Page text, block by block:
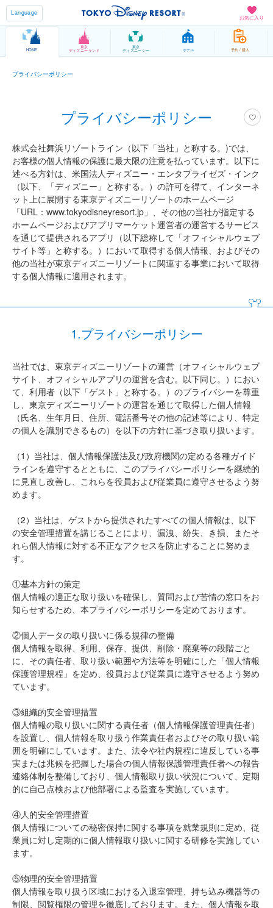
お気に入り
Language
HOME
東京
ディズニーランド
東京
ディズニーシー ホテル 予約 / 購入
プライバシーポリシー
プライバシーポリシー
株式会社舞浜リゾートライン（以下「当社」と称する。)では、
お客様の個人情報の保護に最大限の注意を払っています。以下に
述べる方針は、米国法人ディズニー・エンタプライゼズ・インク
（以下、「ディズニー」と称する。）の許可を得て、インターネ
ット上に展開する東京ディズニーリゾートのホームページ
「URL：www.tokyodisneyresort.jp」、その他の当社が指定する
ホームページおよびアプリマーケット運営者の運営するサービス
を通じて提供されるアプリ（以下総称して「オフィシャルウェブ
サイト等」と称する。）において取得する個人情報、およびその
他の当社が東京ディズニーリゾートに関連する事業において取得
する個人情報に適用されます。
1.プライバシーポリシー
当社では、東京ディズニーリゾートの運営（オフィシャルウェブ
サイト、オフィシャルアプリの運営を含む。以下同じ。）におい
て、利用者（以下「ゲスト」と称する。）のプライバシーを尊重
し、東京ディズニーリゾートの運営を通じて取得した個人情報
（氏名、生年月日、住所、電話番号その他の記述等により、特定
の個人を識別できるもの）を以下の方針に基づき取り扱います。
（1）当社は、個人情報保護法及び政府機関の定める各種ガイド
ラインを遵守するとともに、このプライバシーポリシーを継続的
に見直し改善し、これらを役員および従業員に遵守させるよう努
めます。
（2）当社は、ゲストから提供されたすべての個人情報は、以下
の安全管理措置を講じることにより、漏洩、紛失、き損、またそ
れら個人情報に対する不正なアクセスを防止することに努めま
す。
①基本方針の策定
個人情報の適正な取り扱いを確保し、質問および苦情の窓口をお
知らせするため、本プライバシーポリシーを定めております。
②個人データの取り扱いに係る規律の整備
個人情報を取得、利用、保存、提供、削除・廃棄等の段階ごと
に、その責任者、取り扱い範囲や方法等を明確にした「個人情報
保護管理規程」を定め、役員および従業員に遵守させるよう努め
ています。
③組織的安全管理措置
個人情報の取り扱いに関する責任者（個人情報保護管理責任者）
を設置し、個人情報を取り扱う作業責任者およびその取り扱い範
囲を明確にしています。また、法令や社内規程に違反している事
実または兆候を把握した場合の個人情報保護管理責任者への報告
連絡体制を整備しており、個人情報取り扱い状況について、定期
的に自己点検および他部署による監査を実施しています。
④人的安全管理措置
個人情報についての秘密保持に関する事項を就業規則に定め、従
業員に対し定期的に個人情報取り扱いに関する研修を実施してい
ます。
⑤物理的安全管理措置
個人情報を取り扱う区域における入退室管理、持ち込み機器等の
制限、閲覧権限の管理を徹底しております。また、個人情報を取